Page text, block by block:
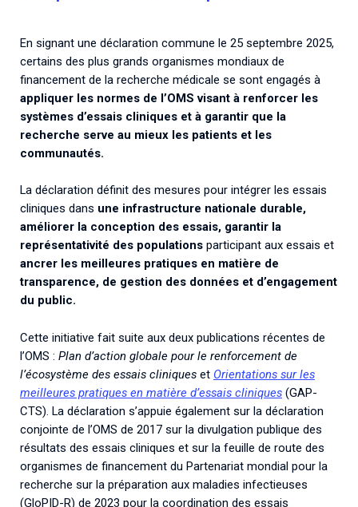
En signant une déclaration commune le 25 septembre 2025,
certains des plus grands organismes mondiaux de
financement de la recherche médicale se sont engagés à
appliquer les normes de l’OMS visant à renforcer les
systèmes d’essais cliniques et à garantir que la
recherche serve au mieux les patients et les
communautés.
La déclaration définit des mesures pour intégrer les essais
cliniques dans une infrastructure nationale durable,
améliorer la conception des essais, garantir la
représentativité des populations participant aux essais et
ancrer les meilleures pratiques en matière de
transparence, de gestion des données et d’engagement
du public.
Cette initiative fait suite aux deux publications récentes de
l’OMS : Plan d’action globale pour le renforcement de
l’écosystème des essais cliniques et Orientations sur les
meilleures pratiques en matière d’essais cliniques (GAP-
CTS). La déclaration s’appuie également sur la déclaration
conjointe de l’OMS de 2017 sur la divulgation publique des
résultats des essais cliniques et sur la feuille de route des
organismes de financement du Partenariat mondial pour la
recherche sur la préparation aux maladies infectieuses
(GloPID-R) de 2023 pour la coordination des essais